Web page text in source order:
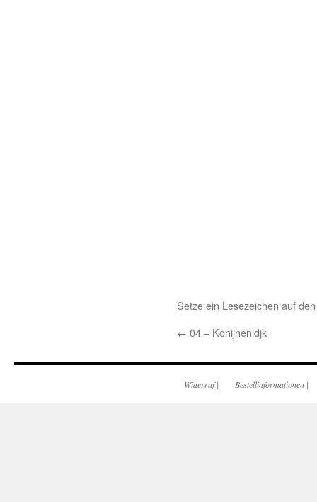
Setze ein Lesezeichen auf
← 04 – Konijnenidjk
Widerruf| Bestellinformationen |